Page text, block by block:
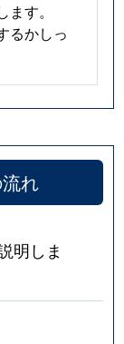
す。
るかしっ
れ
明しま